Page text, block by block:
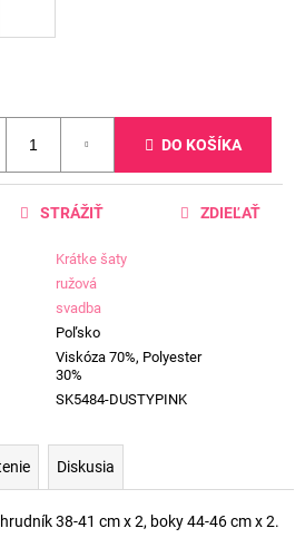
DO KOŠÍKA
Krátke šaty
ružová
svadba
Poľsko
Viskóza 70%, Polyester
30%
SK5484-DUSTYPINK
STRÁŽIŤ ZDIEĽAŤ
Diskusia
38-41 cm x 2, boky 44-46 cm x 2.